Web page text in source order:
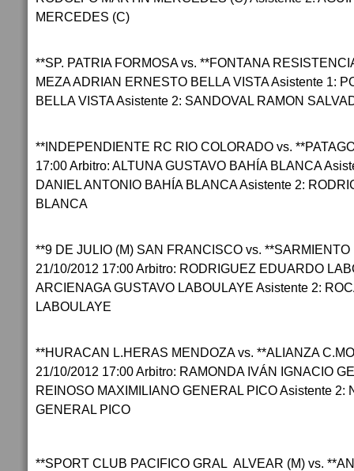
MERCEDES (C)
**SP. PATRIA FORMOSA vs. **FONTANA
MEZA ADRIAN ERNESTO BELLA VISTA Asistente 1:
BELLA VISTA Asistente 2: SANDOVAL RAMON
**INDEPENDIENTE RC RIO COLORADO vs.
17:00 Arbitro: ALTUNA GUSTAVO BAHÍA BLANCA
DANIEL ANTONIO BAHÍA BLANCA Asistente 2:
BLANCA
**9 DE JULIO (M) SAN FRANCISCO vs.
21/10/2012 17:00 Arbitro: RODRIGUEZ EDUARDO
ARCIENAGA GUSTAVO LABOULAYE Asistente 2:
LABOULAYE
**HURACAN L.HERAS MENDOZA vs. **ALIANZA
21/10/2012 17:00 Arbitro: RAMONDA IVÁN IGNACIO
REINOSO MAXIMILIANO GENERAL PICO Asistente 2:
GENERAL PICO
**SPORT CLUB PACIFICO GRAL ALVEAR (M) vs.